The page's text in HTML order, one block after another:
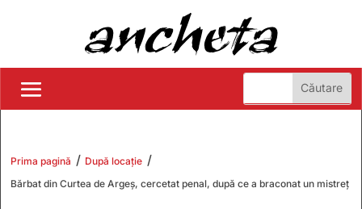
Prima pagină / După locație /
Bărbat din Curtea de Argeș, cercetat penal, după ce a braconat un mistreț